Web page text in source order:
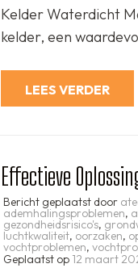
Kelder Waterdicht
kelder, een
LEES VERDER
Effectieve
Bericht geplaatst door
ademhalingsproblemen,
gezondheidsrisico's,
luchtkwaliteit, oorzaken,
vochtproblemen,
Geplaatst op 12 maart